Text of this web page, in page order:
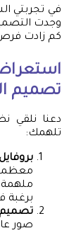
في تجربتي
وجدت
كم زادت فرص
تصميم
دعنا نلقي
تلهمك:
برغبة
تصميم
صور